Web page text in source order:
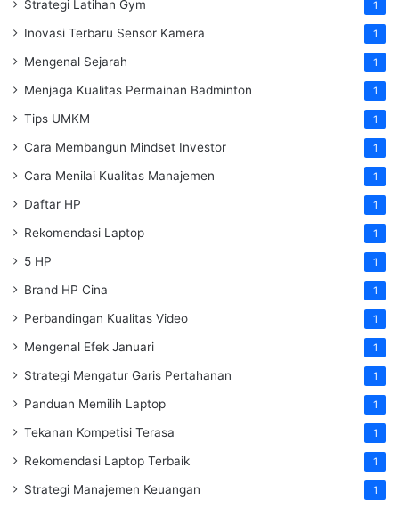
Strategi Latihan Gym 1
Inovasi Terbaru Sensor Kamera 1
Mengenal Sejarah 1
Menjaga Kualitas Permainan Badminton 1
Tips UMKM 1
Cara Membangun Mindset Investor 1
Cara Menilai Kualitas Manajemen 1
Daftar HP 1
Rekomendasi Laptop 1
5 HP 1
Brand HP Cina 1
Perbandingan Kualitas Video 1
Mengenal Efek Januari 1
Strategi Mengatur Garis Pertahanan 1
Panduan Memilih Laptop 1
Tekanan Kompetisi Terasa 1
Rekomendasi Laptop Terbaik 1
Strategi Manajemen Keuangan 1